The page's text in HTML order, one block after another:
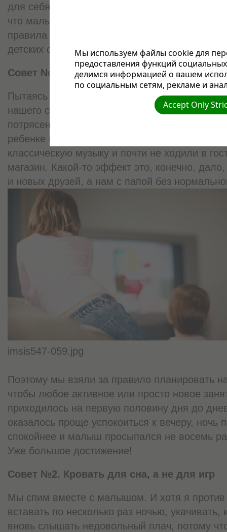
для себя и ребенка здоровый дневной и
что малыши в этом возрасте усваивают
правила очень быстро, надо только быть
детских слез.
Совет №1. Дозировать новые впечатления
Пытаясь проанализировать, что же является
нашего сына, мы решили для начала
потрясений, вредных факторов и слишком
ребенке мы перестали включать телевизор,
классическую музыку и почти не ходили в
магазин. Какой-то эффект это, конечно,
и новых друзей, а нам с папой без
imsis547-059.jpg
Поэтому мы взяли за правило планировать
чтобы любое активное или просто новое
приходилось на первую половину дня до
оказалось проще успокоиться к вечеру, ночь
спокойнее и малыш просыпался не восемь
Уже большое достижение!
Совет №2. Кровать для сна, а не для игр
Мы спим вместе с малышом. И хотя я против
вставать по несколько раз ночью, укачивать,
вновь слышать недовольный плач, потому
Мы используем файлы cookie для
предоставления функций
делимся информацией о вашем
по социальным сетям, рекламе и
Accept Only